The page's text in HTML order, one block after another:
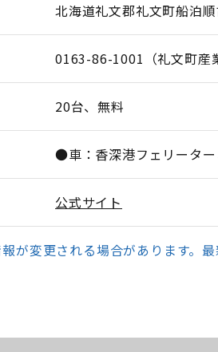
北海道礼文郡礼文町船泊
0163-86-1001（礼文町産
20台、無料
●車：香深港フェリータ
公式サイト
が変更される場合があります。